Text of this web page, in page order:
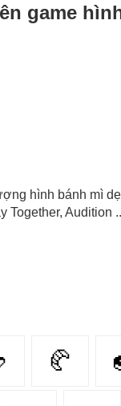
game
hình bánh mì
Together, Audition ..
🥐